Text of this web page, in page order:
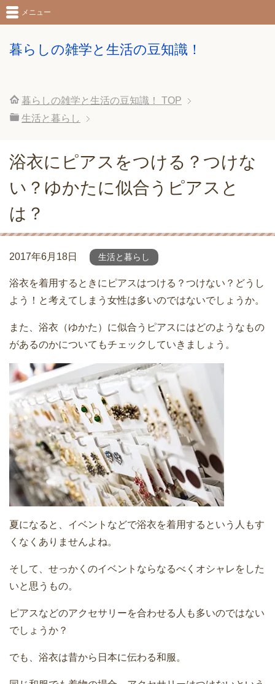
暮らしの雑学と生活の豆知識！
メニュー
暮らしの雑学と生活の豆知識！
TOP
生活と暮らし
浴衣にピアスをつける？つけな
い？ゆかたに似合うピアスと
は？
2017年6月18日 生活と暮らし
浴衣を着用するときにピアスはつける？つけない？どうし
よう！と考えてしまう女性は多いのではないでしょうか。
また、浴衣（ゆかた）に似合うピアスにはどのようなもの
があるのかについてもチェックしていきましょう。
夏になると、イベントなどで浴衣を着用するという人もす
くなくありませんよね。
そして、せっかくのイベントならなるべくオシャレをした
いと思うもの。
ピアスなどのアクセサリーを合わせる人も多いのではない
でしょうか？
でも、浴衣は昔から日本に伝わる和服。